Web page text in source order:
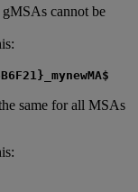
cannot be
same for all MSAs